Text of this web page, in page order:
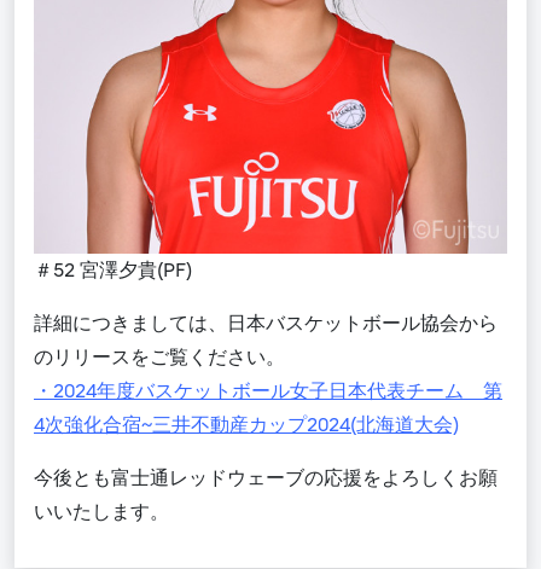
＃52 宮澤夕貴(PF)
詳細につきましては、日本バスケットボール協会から
のリリースをご覧ください。
・2024年度バスケットボール女子日本代表チーム 第
4次強化合宿~三井不動産カップ2024(北海道大会)
今後とも富士通レッドウェーブの応援をよろしくお願
いいたします。